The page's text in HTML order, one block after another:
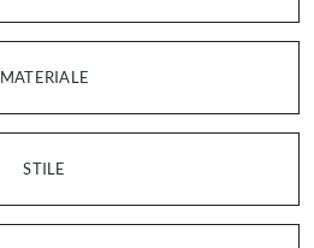
MATERIALE
STILE